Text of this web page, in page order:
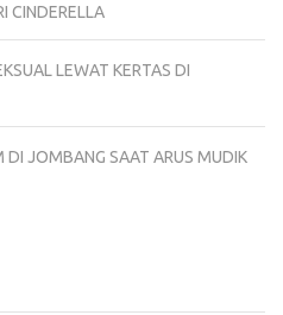
CINDERELLA
LEWAT KERTAS DI
DI JOMBANG SAAT ARUS MUDIK